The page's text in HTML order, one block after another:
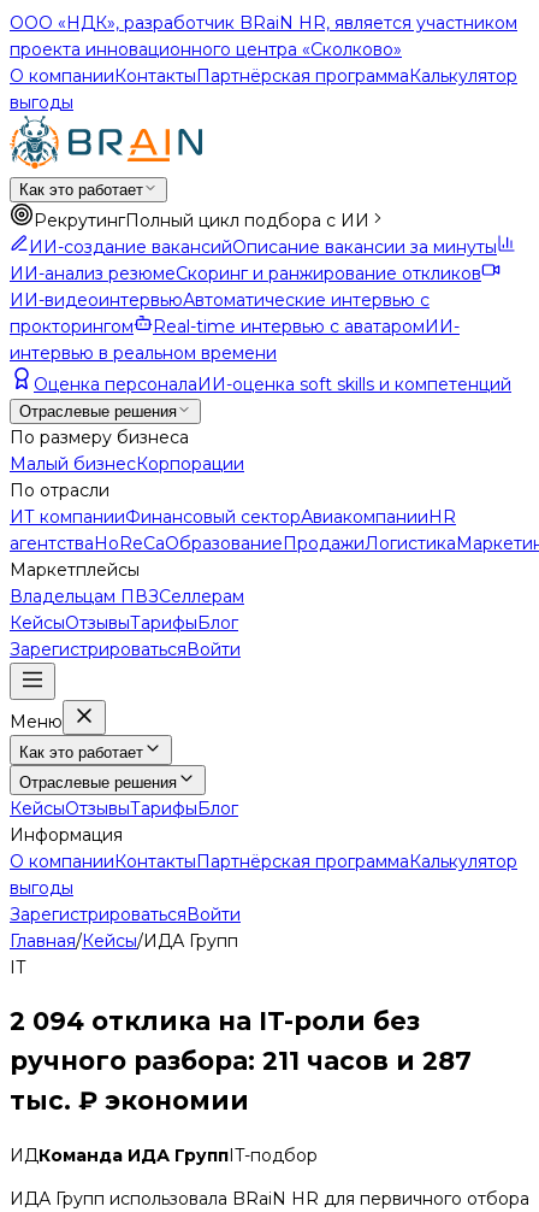
ООО «НДК», разработчик BRaiN HR, является участником
проекта инновационного центра «Сколково»
О компанииКонтактыПартнёрская программаКалькулятор
выгоды
Как это работает
РекрутингПолный цикл подбора с ИИ
ИИ-создание вакансийОписание вакансии за минуты
ИИ-анализ резюмеСкоринг и ранжирование откликов
ИИ-видеоинтервьюАвтоматические интервью с
прокторингом
Real-time интервью с аватаромИИ-
интервью в реальном времени
Оценка персоналаИИ-оценка soft skills и компетенций
Отраслевые решения
По размеру бизнеса
Малый бизнесКорпорации
По отрасли
ИТ компанииФинансовый секторАвиакомпанииHR
агентстваHoReCaОбразованиеПродажиЛогистика
Маркетплейсы
Владельцам ПВЗСеллерам
КейсыОтзывыТарифыБлог
ЗарегистрироватьсяВойти
Меню
Как это работает
Отраслевые решения
КейсыОтзывыТарифыБлог
Информация
О компанииКонтактыПартнёрская программаКалькулятор
выгоды
ЗарегистрироватьсяВойти
Главная/Кейсы/ИДА Групп
IT
2 094 отклика на IT-роли без
ручного разбора: 211 часов и 287
тыс. ₽ экономии
ИДКоманда ИДА ГруппIT-подбор
ИДА Групп использовала BRaiN HR для первичного отбора